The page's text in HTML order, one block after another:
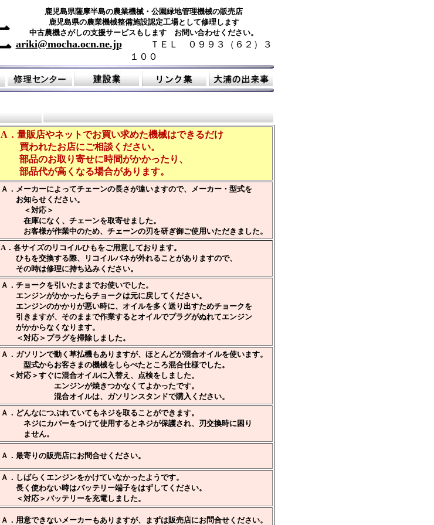
鹿児島県薩摩半島の農業機械・公園緑地管理機械の販売店
鹿児島県の農業機械整備施設認定工場として修理します
中古農機さがしの支援サービスもします お問い合わせください。
ariki@mocha.ocn.ne.jp
ＴＥＬ ０９９３（６２）３
１００
A．量販店やネットでお買い求めた機械はできるだけ
買われたお店にご相談ください。
部品のお取り寄せに時間がかかったり、
部品代が高くなる場合があります。
Ａ．メーカーによってチェーンの長さが違いますので、メーカー・型式を
お知らせください。
＜対応＞
在庫になく、チェーンを取寄せました。
お客様が作業中のため、チェーンの刃を研ぎ御ご使用いただきました。
A．各サイズのリコイルひもをご用意しております。
ひもを交換する際、リコイルバネが外れることがありますので、
その時は修理に持ち込みください。
Ａ．チョークを引いたままでお使いでした。
エンジンがかかったらチョークは元に戻してください。
エンジンのかかりが悪い時に、オイルを多く送り出すためチョークを
引きますが、そのままで作業するとオイルでプラグがぬれてエンジン
がかからなくなります。
＜対応＞プラグを掃除しました。
Ａ．ガソリンで動く草払機もありますが、ほとんどが混合オイルを使います。
型式からお客さまの機械をしらべたところ混合仕様でした。
＜対応＞すぐに混合オイルに入替え、点検をしました。
エンジンが焼きつかなくてよかったです。
混合オイルは、ガソリンスタンドで購入ください。
Ａ．どんなにつぶれていてもネジを取ることができます。
ネジにカバーをつけて使用するとネジが保護され、刃交換時に困り
ません。
Ａ．最寄りの販売店にお問合せください。
Ａ．しばらくエンジンをかけていなかったようです。
長く使わない時はバッテリー端子をはずしてください。
＜対応＞バッテリーを充電しました。
Ａ．用意できないメーカーもありますが、まずは販売店にお問合せください。